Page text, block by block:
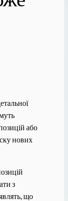
або
нових
з
що